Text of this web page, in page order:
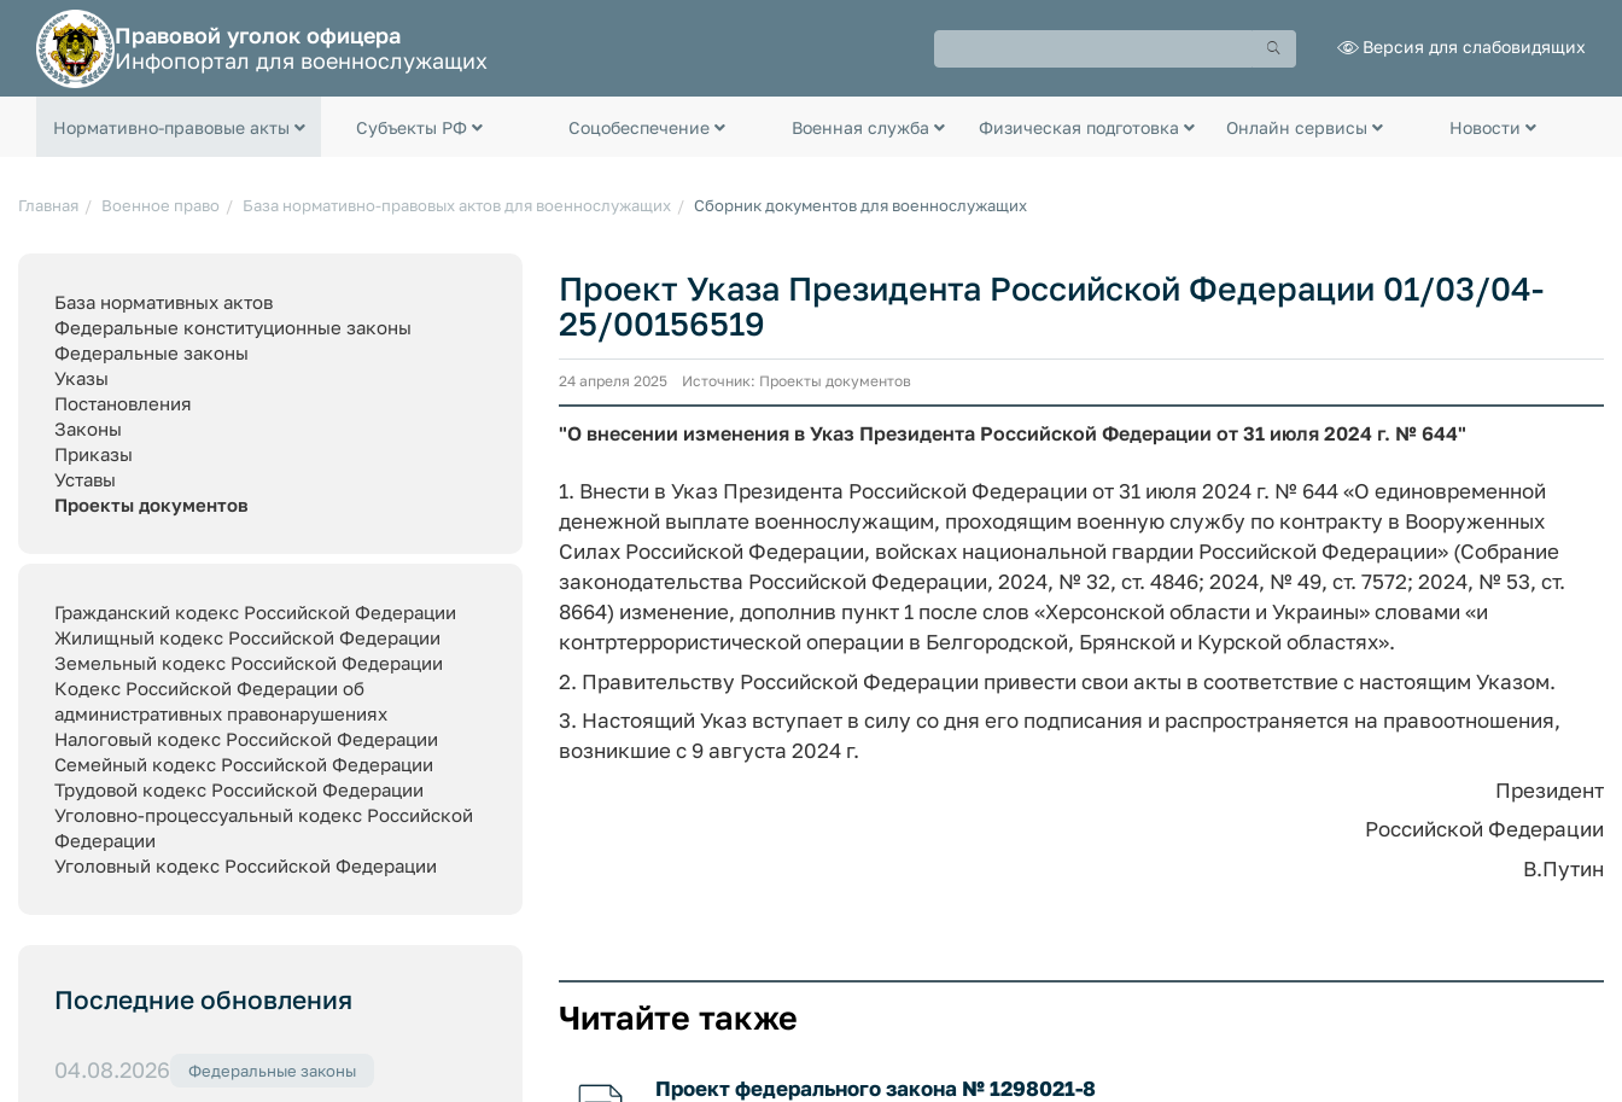
Правовой уголок офицера
Инфопортал для военнослужащих
Версия для слабовидящих
Нормативно-правовые акты Субъекты РФ Соцобеспечение Военная служба Физическая подготовка Онлайн сервисы Новости
Главная Военное право База нормативно-правовых актов для военнослужащих Сборник документов для военнослужащих
База нормативных актов
Федеральные конституционные законы
Федеральные законы
Указы
Постановления
Законы
Приказы
Уставы
Проекты документов
Гражданский кодекс Российской Федерации
Жилищный кодекс Российской Федерации
Земельный кодекс Российской Федерации
Кодекс Российской Федерации об
административных правонарушениях
Налоговый кодекс Российской Федерации
Семейный кодекс Российской Федерации
Трудовой кодекс Российской Федерации
Уголовно-процессуальный кодекс Российской
Федерации
Уголовный кодекс Российской Федерации
Последние обновления
04.08.2026 Федеральные законы
Проект Указа Президента Российской Федерации 01/03/04-
25/00156519
24 апреля 2025 Источник: Проекты документов
"О внесении изменения в Указ Президента Российской Федерации от 31 июля 2024 г. № 644"
1. Внести в Указ Президента Российской Федерации от 31 июля 2024 г. № 644 «О единовременной
денежной выплате военнослужащим, проходящим военную службу по контракту в Вооруженных
Силах Российской Федерации, войсках национальной гвардии Российской Федерации» (Собрание
законодательства Российской Федерации, 2024, № 32, ст. 4846; 2024, № 49, ст. 7572; 2024, № 53, ст.
8664) изменение, дополнив пункт 1 после слов «Херсонской области и Украины» словами «и
контртеррористической операции в Белгородской, Брянской и Курской областях».
2. Правительству Российской Федерации привести свои акты в соответствие с настоящим Указом.
3. Настоящий Указ вступает в силу со дня его подписания и распространяется на правоотношения,
возникшие с 9 августа 2024 г.
Президент
Российской Федерации
В.Путин
Читайте также
Проект федерального закона № 1298021-8